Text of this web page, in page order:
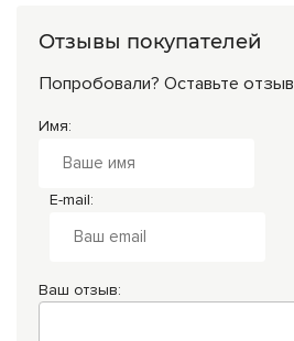
Отзывы покупателей
Попробовали? Оставьте отзыв
Имя:
E-mail:
Ваш отзыв: